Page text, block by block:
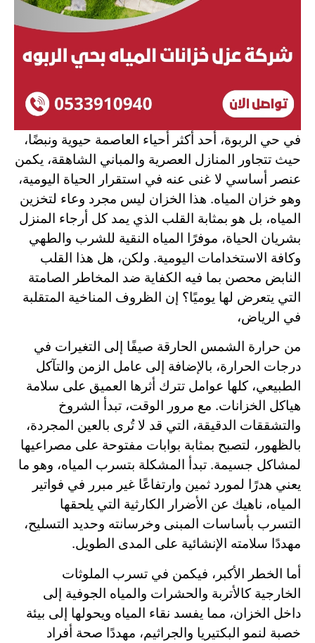
في حي الربوة، أحد أكثر أحياء العاصمة حيوية ونبضًا،
حيث تتجاور المنازل العصرية والمباني الشاهقة، يكمن
عنصر أساسي لا غنى عنه في استقرار الحياة اليومية،
وهو خزان المياه. هذا الخزان ليس مجرد وعاء لتخزين
المياه، بل هو بمثابة القلب الذي يمد كل أرجاء المنزل
بشريان الحياة، موفرًا المياه النقية للشرب والطهي
وكافة الاستخدامات اليومية. ولكن، هل هذا القلب
النابض محصن بما فيه الكفاية ضد المخاطر الصامتة
التي يتعرض لها يوميًا؟ إن الظروف المناخية المتقلبة
في الرياض،
من حرارة الشمس الحارقة صيفًا إلى التغيرات في
درجات الحرارة، بالإضافة إلى عامل الزمن والتآكل
الطبيعي، كلها عوامل تترك أثرها العميق على سلامة
هياكل الخزانات. مع مرور الوقت، تبدأ الشروخ
والتشققات الدقيقة، التي قد لا تُرى بالعين المجردة،
بالظهور، لتصبح بمثابة بوابات مفتوحة على مصراعيها
لمشاكل جسيمة. تبدأ المشكلة بتسرب المياه، وهو ما
يعني هدرًا لمورد ثمين وارتفاعًا غير مبرر في فواتير
المياه، ناهيك عن الأضرار الكارثية التي يلحقها
التسرب بأساسات المبنى وخرسانته وحديد التسليح،
مهددًا سلامته الإنشائية على المدى الطويل.
أما الخطر الأكبر، فيكمن في تسرب الملوثات
الخارجية كالأتربة والحشرات والمياه الجوفية إلى
داخل الخزان، مما يفسد نقاء المياه ويحولها إلى بيئة
خصبة لنمو البكتيريا والجراثيم، مهددًا صحة أفراد